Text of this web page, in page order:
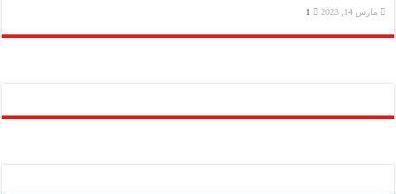
مارس 14, 2023 1